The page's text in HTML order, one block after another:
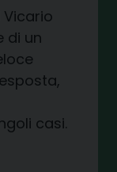
di un
casi.